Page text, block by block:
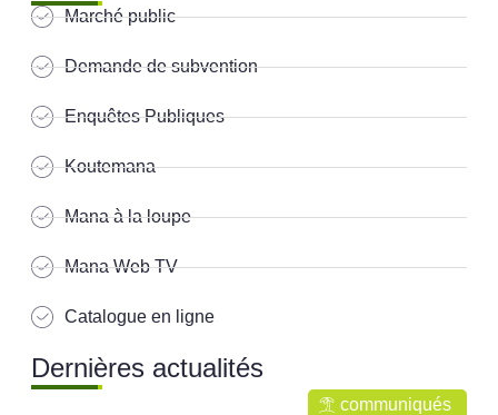
Marché public
Demande de subvention
Enquêtes Publiques
Koutemana
Mana à la loupe
Mana Web TV
Catalogue en ligne
Dernières actualités
communiqués